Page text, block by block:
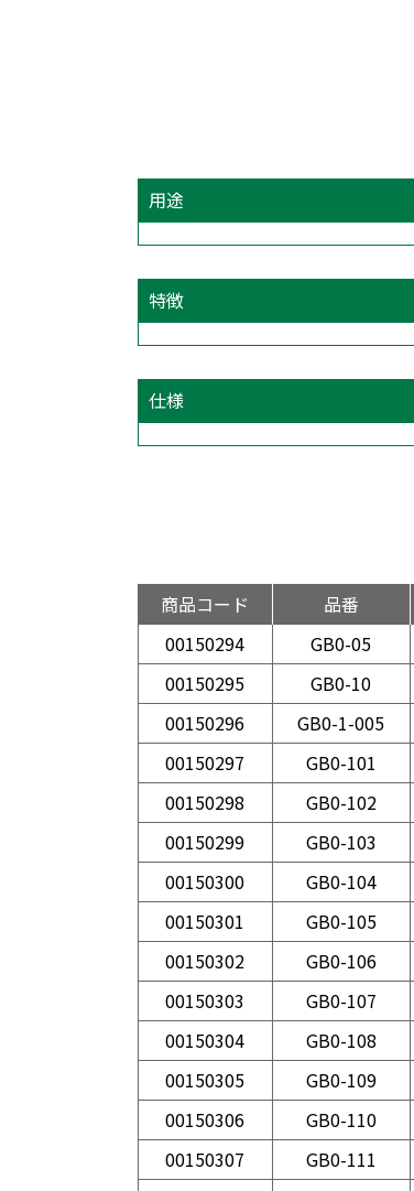
用途
特徴
仕様
商品コード 品番
00150294
GB0-05
00150295
GB0-10
00150296
GB0-1-005
00150297
GB0-101
00150298
GB0-102
00150299
GB0-103
00150300
GB0-104
00150301
GB0-105
00150302
GB0-106
00150303
GB0-107
00150304
GB0-108
00150305
GB0-109
00150306
GB0-110
00150307
GB0-111